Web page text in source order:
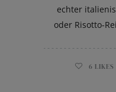
echter
oder Risotto-
6 LIKES